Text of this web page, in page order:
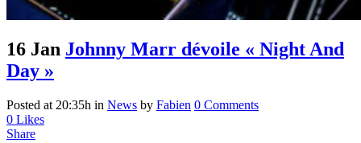
16 Jan Johnny Marr dévoile « Night And
Day »
Posted at 20:35h in News by Fabien 0 Comments
0 Likes
Share